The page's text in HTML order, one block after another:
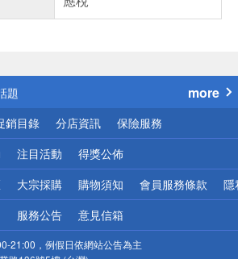
告
題
惠
區配送
頁！請小心！
more
銷目錄 分店資訊 保險服務
注目活動 得獎公佈
大宗採購 購物須知 會員服務條款 隱
服務公告 意見信箱
21:00，例假日依網站公告為主